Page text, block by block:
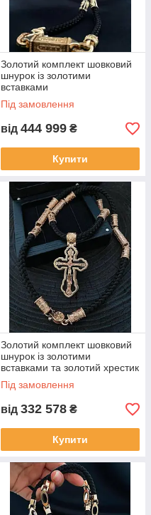
Золотий комплект шовковий
шнурок із золотими
вставками
Під замовлення
від 444 999 ₴
Купити
Золотий комплект шовковий
шнурок із золотими
вставками та золотий хрестик
Під замовлення
від 332 578 ₴
Купити